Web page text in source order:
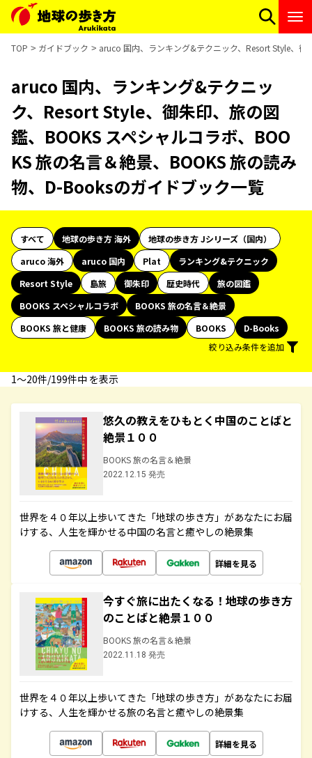
TOP ガイドブック aruco 国内、ランキング&テクニック、Resort Style、
aruco 国内、ランキング&テクニッ
ク、Resort Style、御朱印、旅の図
鑑、BOOKS スペシャルコラボ、BOO
KS 旅の名言＆絶景、BOOKS 旅の読み
物、D-Booksのガイドブック一覧
すべて 地球の歩き方 海外
地球の歩き方 Jシリーズ（国内）
aruco 海外
aruco 国内 Plat
ランキング&テクニック
Resort Style
島旅 御朱印 歴史時代
旅の図鑑
BOOKS スペシャルコラボ
BOOKS 旅の名言＆絶景
BOOKS 旅と健康
BOOKS 旅の読み物 BOOKS
D-Books
絞り込み条件を追加
1〜20件/199件中 を表示
悠久の教えをひもとく中国のことばと
絶景１００
BOOKS 旅の名言＆絶景
2022.12.15 発売
世界を４０年以上歩いてきた「地球の歩き方」があなたにお届
けする、人生を輝かせる中国の名言と癒やしの絶景集
詳細を見る
今すぐ旅に出たくなる！地球の歩き方
のことばと絶景１００
BOOKS 旅の名言＆絶景
2022.11.18 発売
世界を４０年以上歩いてきた「地球の歩き方」があなたにお届
けする、人生を輝かせる旅の名言と癒やしの絶景集
詳細を見る